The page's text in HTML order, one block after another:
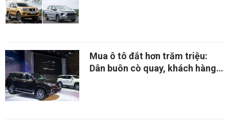
Mua ô tô đắt hơn trăm triệu:
Dân buôn cò quay, khách hàng